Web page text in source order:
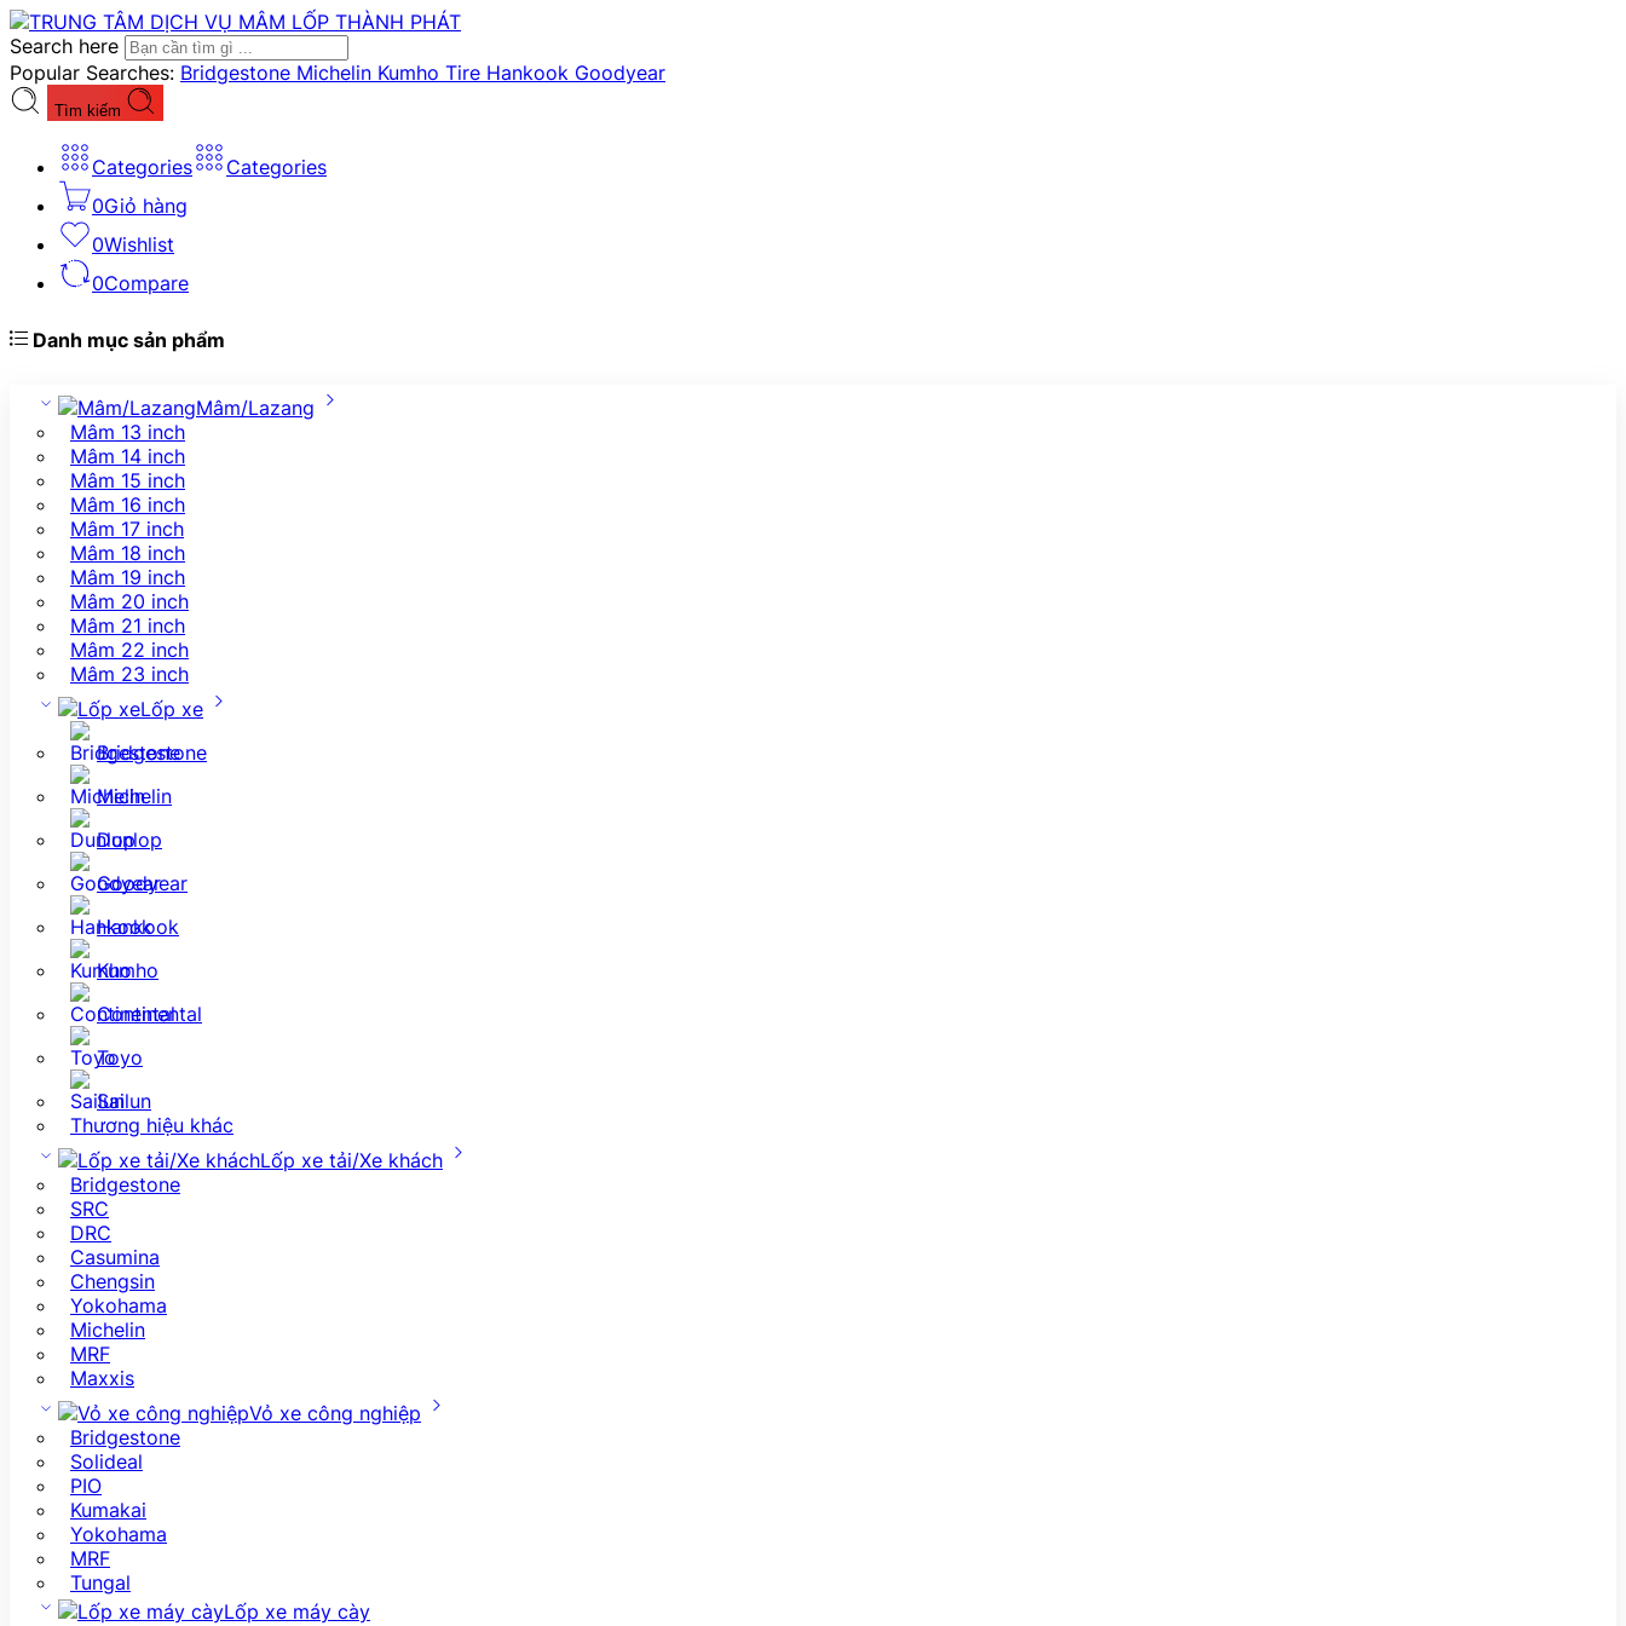
Search here
Popular Searches: Bridgestone Michelin Kumho Tire Hankook Goodyear
Tìm kiếm
Categories
Categories
0Giỏ hàng
0Wishlist
0Compare
Danh mục sản phẩm
Mâm/Lazang
Mâm 13 inch
Mâm 14 inch
Mâm 15 inch
Mâm 16 inch
Mâm 17 inch
Mâm 18 inch
Mâm 19 inch
Mâm 20 inch
Mâm 21 inch
Mâm 22 inch
Mâm 23 inch
Lốp xe
Bridgestone
Michelin
Dunlop
Goodyear
Hankook
Kumho
Continental
Toyo
Sailun
Thương hiệu khác
Lốp xe tải/Xe khách
Bridgestone
SRC
DRC
Casumina
Chengsin
Yokohama
Michelin
MRF
Maxxis
Vỏ xe công nghiệp
Bridgestone
Solideal
PIO
Kumakai
Yokohama
MRF
Tungal
Lốp xe máy cày